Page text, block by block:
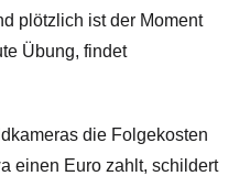
plötzlich ist der Moment
Übung, findet
die Folgekosten
einen Euro zahlt, schildert